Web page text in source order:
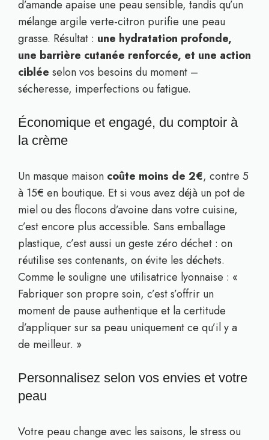
d’amande apaise une peau sensible, tandis qu’un
mélange argile verte-citron purifie une peau
grasse. Résultat : une hydratation profonde,
une barrière cutanée renforcée, et une action
ciblée selon vos besoins du moment –
sécheresse, imperfections ou fatigue.
Économique et engagé, du comptoir à
la crème
Un masque maison coûte moins de 2€, contre 5
à 15€ en boutique. Et si vous avez déjà un pot de
miel ou des flocons d’avoine dans votre cuisine,
c’est encore plus accessible. Sans emballage
plastique, c’est aussi un geste zéro déchet : on
réutilise ses contenants, on évite les déchets.
Comme le souligne une utilisatrice lyonnaise : «
Fabriquer son propre soin, c’est s’offrir un
moment de pause authentique et la certitude
d’appliquer sur sa peau uniquement ce qu’il y a
de meilleur. »
Personnalisez selon vos envies et votre
peau
Votre peau change avec les saisons, le stress ou